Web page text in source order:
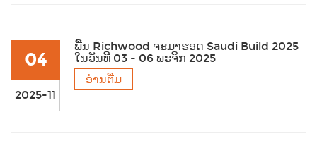
04
2025-11
ພື້ນ Richwood ຈະມາຮອດ Saudi Build 2025
ໃນວັນທີ 03 - 06 ພະຈິກ 2025
ອ່ານຕື່ມ